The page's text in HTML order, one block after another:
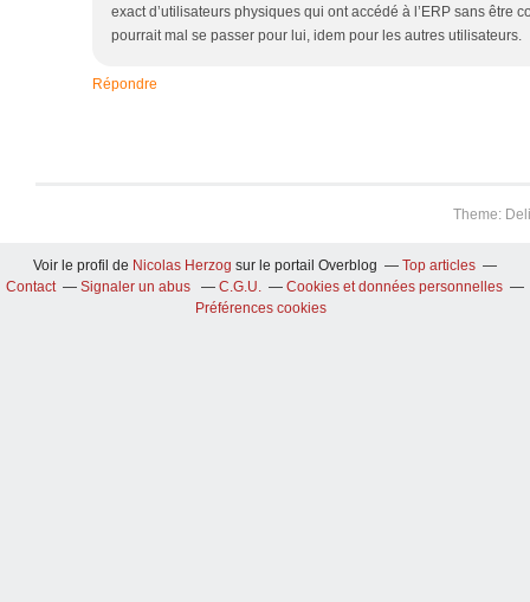
exact d’utilisateurs physiques qui ont accédé à l’ERP sans être
pourrait mal se passer pour lui, idem pour les autres utilisateurs.
Répondre
Theme:
Voir le profil de Nicolas Herzog sur le portail Overblog
Top articles
Contact
Signaler un abus C.G.U.
Cookies et données personnelles
Préférences cookies